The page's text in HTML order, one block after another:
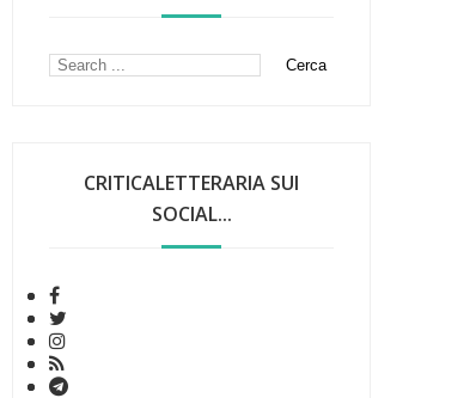
CRITICALETTERARIA SUI
SOCIAL...